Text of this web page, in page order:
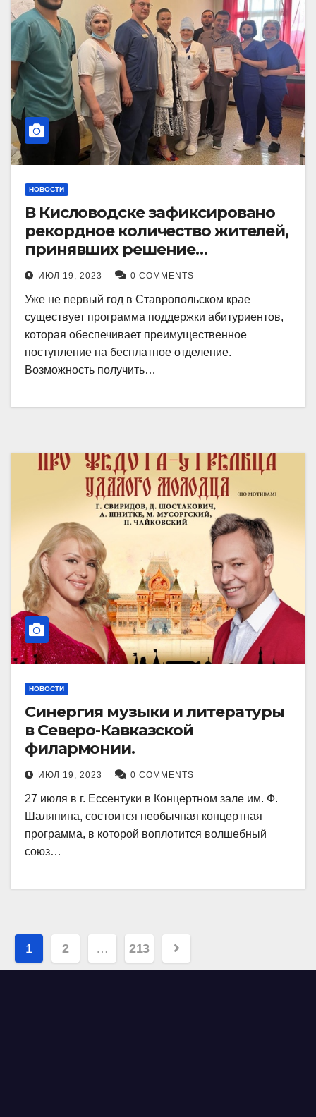
НОВОСТИ
В Кисловодске зафиксировано
рекордное количество жителей,
принявших решение
воспользоваться
установленными мерами, с
целью поступления в
медицинский вуз в районе.
ИЮЛ 19, 2023 0 COMMENTS
Уже не первый год в Ставропольском крае
существует программа поддержки абитуриентов,
которая обеспечивает преимущественное
поступление на бесплатное отделение.
Возможность получить…
НОВОСТИ
Синергия музыки и литературы
в Северо-Кавказской
филармонии.
ИЮЛ 19, 2023 0 COMMENTS
27 июля в г. Ессентуки в Концертном зале им. Ф.
Шаляпина, состоится необычная концертная
программа, в которой воплотится волшебный
союз…
Навигация
по
1 2 … 213